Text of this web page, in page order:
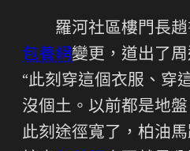
羅河社區樓門長
包養網變更，道出了
“此刻穿這個衣服、穿
沒個土。以前都是地
此刻途徑寬了，柏油